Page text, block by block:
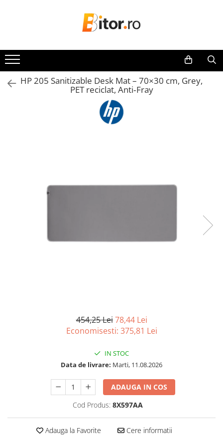
Laptop , PC, Tablete
Laptop-uri
Laptop-uri Gaming
Laptop-uri Workstation
Consumabile
Imprimante Cerneală
Consumabile & Filamente 3D
Consumabile - cerneală
Consumabile - toner
Imprimante Large Format Printer
Plottere & Scannere
HP 205 Sanitizable Desk Mat – 70×30 cm, Grey,
PET reciclat, Anti‑Fray
454,25 Lei 78,44 Lei
Economisesti: 375,81 Lei
IN STOC
Data de livrare: Marti, 11.08.2026
ADAUGA IN COS
Cod Produs: 8X597AA
Adauga la Favorite Cere informatii